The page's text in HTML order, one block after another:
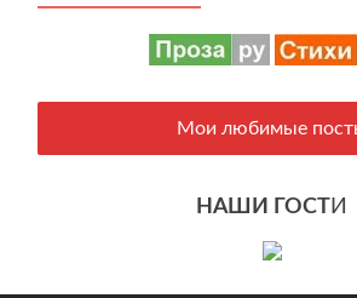
Мои любимые
НАШИ ГОСТИ